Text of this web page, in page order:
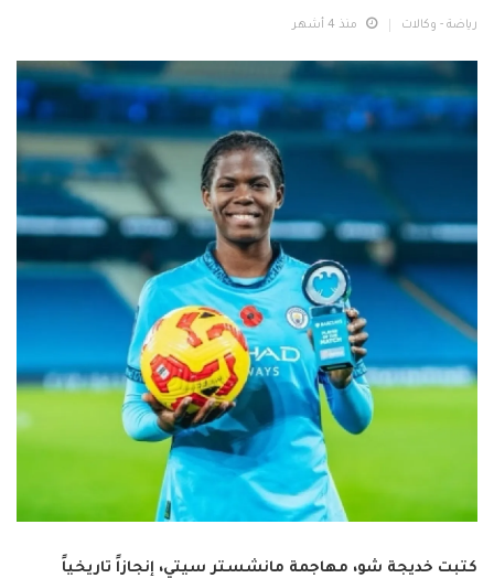
رياضة - وكالات منذ 4 أشهر
كتبت خديجة شو، مهاجمة مانشستر سيتي، إنجازاً تاريخياً